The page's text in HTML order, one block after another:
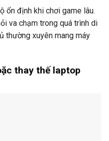
ổn định khi chơi game lâu.
va chạm trong quá trình di
thường xuyên mang máy
thay thế laptop